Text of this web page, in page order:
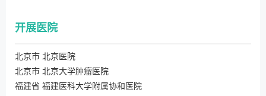
开展医院
北京市 北京医院
北京市 北京大学肿瘤医院
福建省 福建医科大学附属协和医院